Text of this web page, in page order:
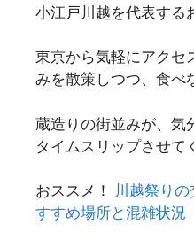
小江戸川越を代表する
東京から気軽にアクセ
みを散策しつつ、食べ
蔵造りの街並みが、気
タイムスリップさせて
おススメ！ 川越祭り
すすめ場所と混雑状況